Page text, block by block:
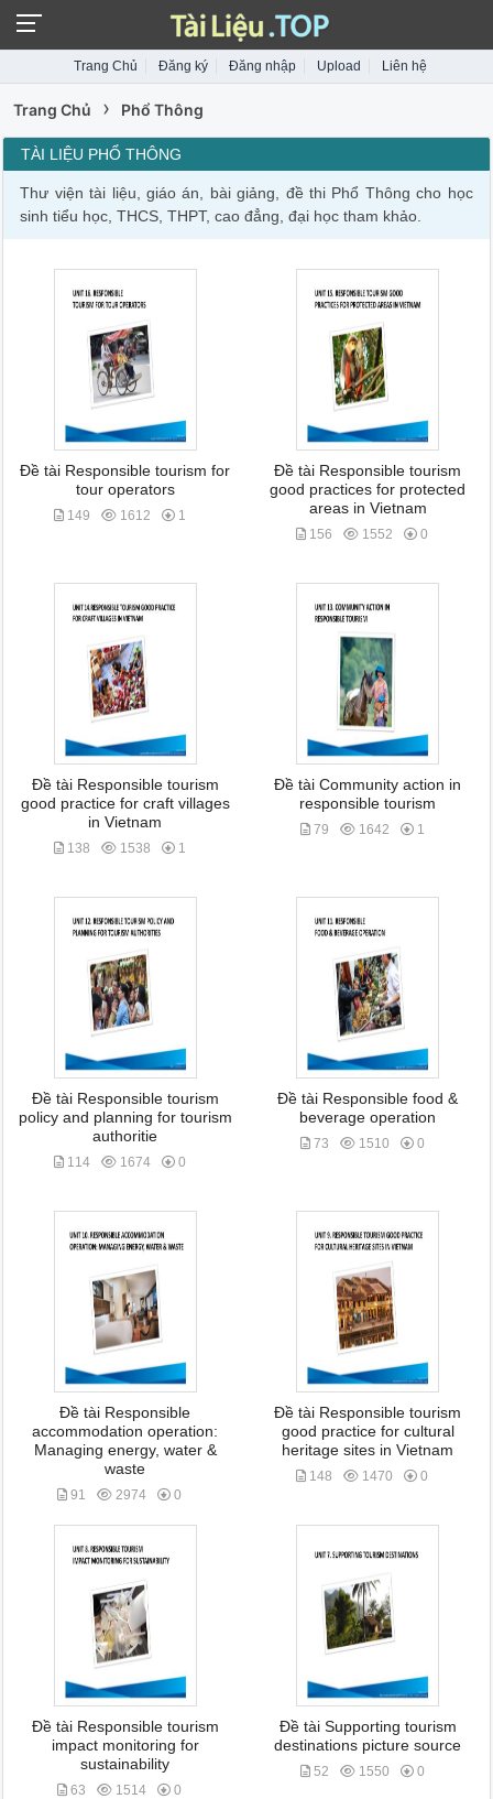
Trang Chủ Đăng ký Đăng nhập Upload Liên hệ
Trang Chủ › Phổ Thông
TÀI LIỆU PHỔ THÔNG
Thư viện tài liệu, giáo án, bài giảng, đề thi Phổ Thông cho học
sinh tiểu học, THCS, THPT, cao đẳng, đại học tham khảo.
Đề tài Responsible tourism for
tour operators
149 1612 1
Đề tài Responsible tourism
good practices for protected
areas in Vietnam
156 1552 0
Đề tài Responsible tourism
good practice for craft villages
in Vietnam
138 1538 1
Đề tài Community action in
responsible tourism
79 1642 1
Đề tài Responsible tourism
policy and planning for tourism
authoritie
114 1674 0
Đề tài Responsible food &
beverage operation
73 1510 0
Đề tài Responsible
accommodation operation:
Managing energy, water &
waste
91 2974 0
Đề tài Responsible tourism
good practice for cultural
heritage sites in Vietnam
148 1470 0
Đề tài Responsible tourism
impact monitoring for
sustainability
63 1514 0
Đề tài Supporting tourism
destinations picture source
52 1550 0